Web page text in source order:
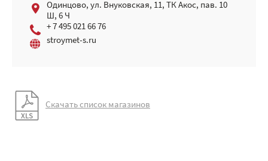
Одинцово, ул. Внуковская, 11, ТК Акос, пав. 10
Ш, 6 Ч
+ 7 495 021 66 76
stroymet-s.ru
Скачать список магазинов